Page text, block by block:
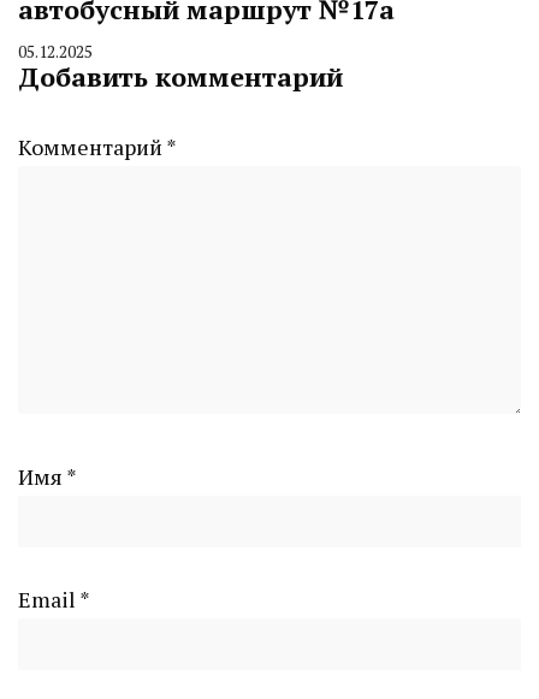
автобусный маршрут №17а
By
CHELINDUSTRY
05.12.2025
Добавить комментарий
Комментарий *
Имя *
Email *